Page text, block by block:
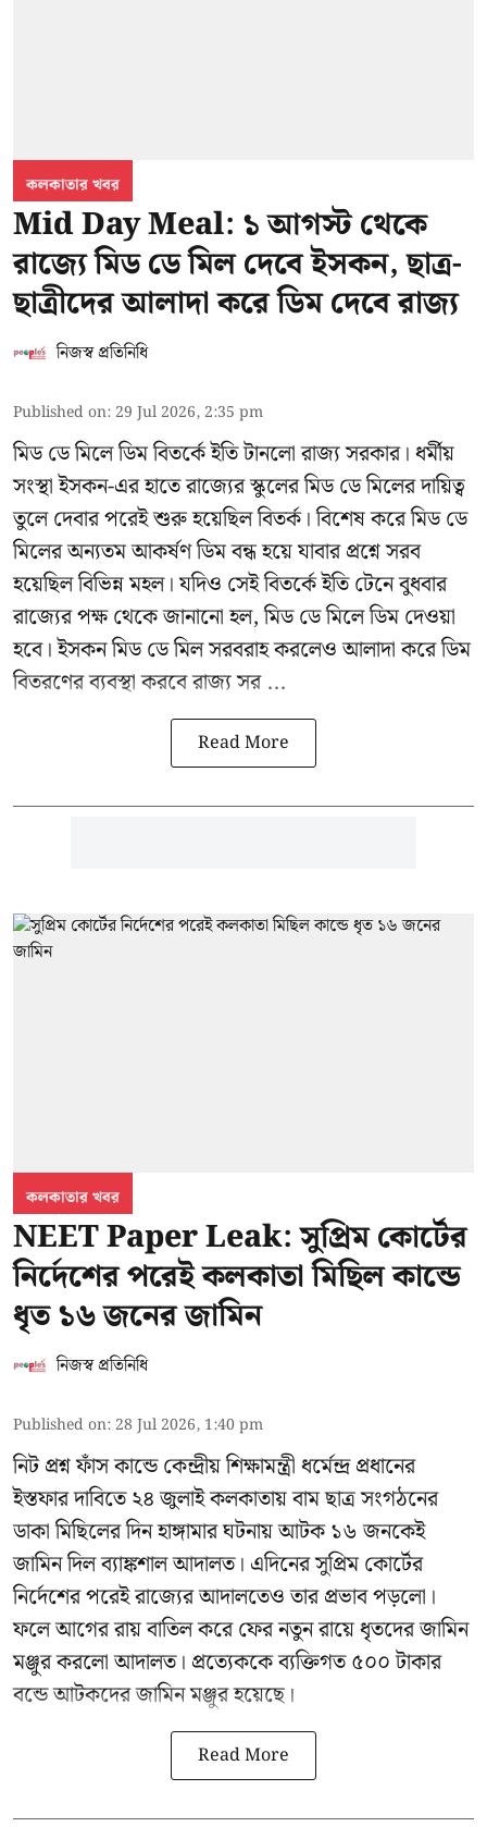
কলকাতার খবর
Mid Day Meal: ১ আগস্ট থেকে
রাজ্যে মিড ডে মিল দেবে ইসকন, ছাত্র-
ছাত্রীদের আলাদা করে ডিম দেবে রাজ্য
নিজস্ব প্রতিনিধি
Published on: 29 Jul 2026, 2:35 pm
মিড ডে মিলে ডিম বিতর্কে ইতি টানলো রাজ্য সরকার। ধর্মীয়
সংস্থা ইসকন-এর হাতে রাজ্যের স্কুলের মিড ডে মিলের দায়িত্ব
তুলে দেবার পরেই শুরু হয়েছিল বিতর্ক। বিশেষ করে মিড ডে
মিলের অন্যতম আকর্ষণ ডিম বন্ধ হয়ে যাবার প্রশ্নে সরব
হয়েছিল বিভিন্ন মহল। যদিও সেই বিতর্কে ইতি টেনে বুধবার
রাজ্যের পক্ষ থেকে জানানো হল, মিড ডে মিলে ডিম দেওয়া
হবে। ইসকন মিড ডে মিল সরবরাহ করলেও আলাদা করে ডিম
বিতরণের ব্যবস্থা করবে রাজ্য সর ...
Read More
কলকাতার খবর
NEET Paper Leak: সুপ্রিম কোর্টের
নির্দেশের পরেই কলকাতা মিছিল কান্ডে
ধৃত ১৬ জনের জামিন
নিজস্ব প্রতিনিধি
Published on: 28 Jul 2026, 1:40 pm
নিট প্রশ্ন ফাঁস কান্ডে কেন্দ্রীয় শিক্ষামন্ত্রী ধর্মেন্দ্র প্রধানের
ইস্তফার দাবিতে ২৪ জুলাই কলকাতায় বাম ছাত্র সংগঠনের
ডাকা মিছিলের দিন হাঙ্গামার ঘটনায় আটক ১৬ জনকেই
জামিন দিল ব্যাঙ্কশাল আদালত। এদিনের সুপ্রিম কোর্টের
নির্দেশের পরেই রাজ্যের আদালতেও তার প্রভাব পড়লো।
ফলে আগের রায় বাতিল করে ফের নতুন রায়ে ধৃতদের জামিন
মঞ্জুর করলো আদালত। প্রত্যেককে ব্যক্তিগত ৫০০ টাকার
বন্ডে আটকদের জামিন মঞ্জুর হয়েছে।
Read More